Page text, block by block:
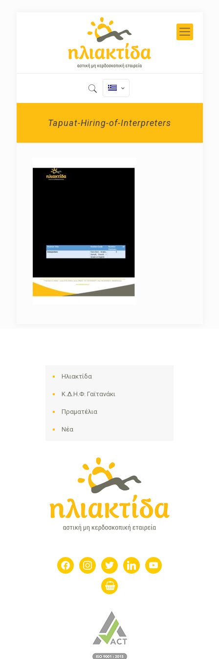
Tapuat-Hiring-of-Interpreters
Ηλιακτίδα
Κ.Δ.Η.Φ. Γαϊτανάκι
Πραματέλια
Νέα
facebookinstagramtwitter linkedin youtube
shopping-
basket